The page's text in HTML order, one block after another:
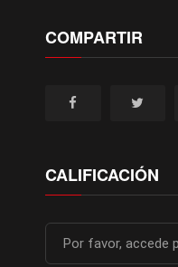
Episodio
COMPARTIR
CALIFICACIÓN
Por favor, accede